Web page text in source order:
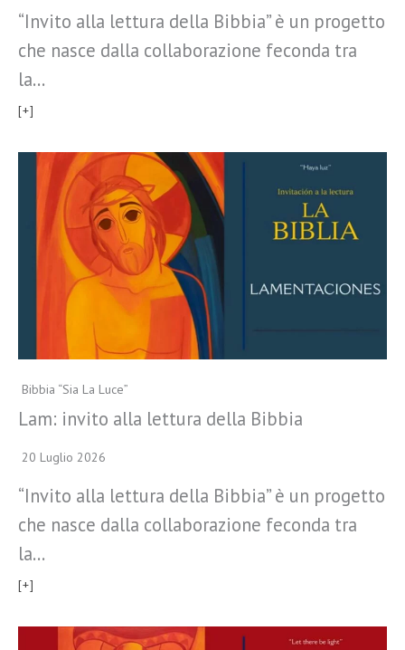
“Invito alla lettura della Bibbia” è un progetto
che nasce dalla collaborazione feconda tra
la…
[+]
Bibbia “Sia La Luce”
Lam: invito alla lettura della Bibbia
20 Luglio 2026
“Invito alla lettura della Bibbia” è un progetto
che nasce dalla collaborazione feconda tra
la…
[+]